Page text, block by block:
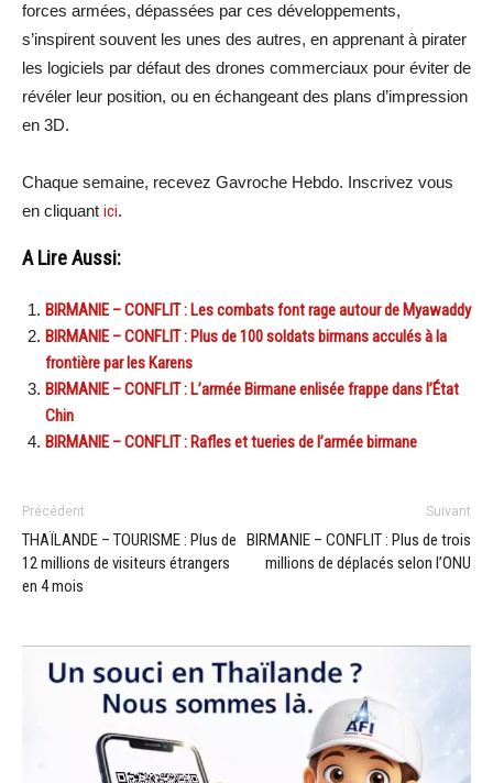
forces armées, dépassées par ces développements,
s’inspirent souvent les unes des autres, en apprenant à pirater
les logiciels par défaut des drones commerciaux pour éviter de
révéler leur position, ou en échangeant des plans d’impression
en 3D.
Chaque semaine, recevez Gavroche Hebdo. Inscrivez vous
en cliquant ici.
A Lire Aussi:
BIRMANIE – CONFLIT : Les combats font rage autour de Myawaddy
BIRMANIE – CONFLIT : Plus de 100 soldats birmans acculés à la
frontière par les Karens
BIRMANIE – CONFLIT : L’armée Birmane enlisée frappe dans l’État
Chin
BIRMANIE – CONFLIT : Rafles et tueries de l’armée birmane
Précédent
THAÏLANDE – TOURISME : Plus de
12 millions de visiteurs étrangers
en 4 mois
Suivant
BIRMANIE – CONFLIT : Plus de trois
millions de déplacés selon l’ONU